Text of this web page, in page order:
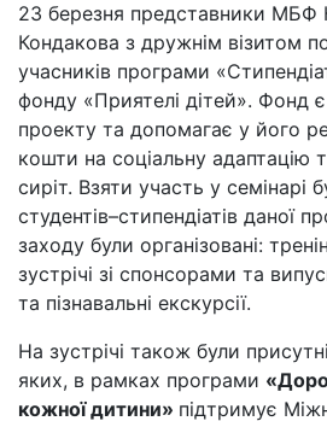
23 березня представники МБФ
Кондакова з дружнім візитом
учасників програми
фонду «Приятелі дітей». Фонд
проекту та допомагає у його
кошти на соціальну адаптацію
сиріт. Взяти участь у семінарі
студентів–стипендіатів даної
заходу були організовані:
зустрічі зі спонсорами та
та пізнавальні екскурсії.
На зустрічі також були
яких, в рамках програми
кожної дитини» підтримує